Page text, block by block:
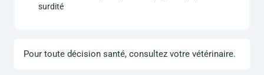
surdité
Pour toute décision santé, consultez votre vétérinaire.